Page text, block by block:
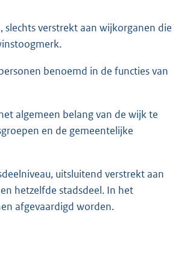
verstrekt aan wijkorganen die
benoemd in de functies van
algemeen belang van de wijk te
en de gemeentelijke
uitsluitend verstrekt aan
hetzelfde stadsdeel. In het
afgevaardigd worden.